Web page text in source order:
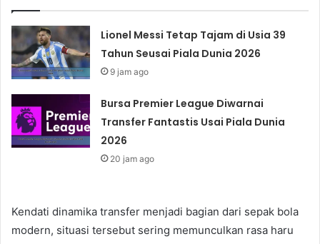
Lionel Messi Tetap Tajam di Usia 39
Tahun Seusai Piala Dunia 2026
9 jam ago
Bursa Premier League Diwarnai
Transfer Fantastis Usai Piala Dunia
2026
20 jam ago
Kendati dinamika transfer menjadi bagian dari sepak bola
modern, situasi tersebut sering memunculkan rasa haru